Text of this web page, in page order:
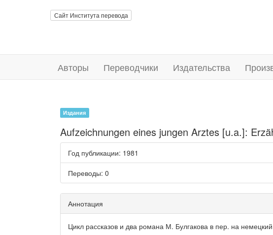
Сайт Института перевода
Авторы Переводчики Издательства
Издания
Aufzeichnungen eines jungen Arztes [u.a.]:
Год публикации: 1981
Переводы: 0
Аннотация
Цикл рассказов и два романа М. Булгакова в пер. на